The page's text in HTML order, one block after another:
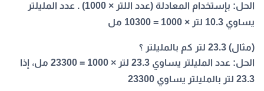
الحل:
بإستخدام المعادلة (عدد اللتر × 1000) . عدد المليلتر
يساوي 10.3 لتر × 1000 = 10300 مل
(مثال) 23.3 لتر كم بالمليلتر ؟
الحل:
عدد المليلتر يساوي 23.3 لتر × 1000 = 23300 مل، إذا
23.3 لتر بالمليلتر يساوي 23300